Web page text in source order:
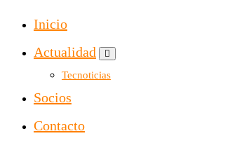
Yacal micro hosting
Inicio
Actualidad
Tecnoticias
Socios
Contacto